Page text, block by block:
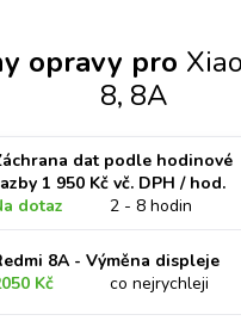
opravy pro
8, 8A
dat podle hodinové
1 950 Kč vč. DPH / hod.
dotaz
2 - 8 hodin
8A - Výměna displeje
Kč
co nejrychleji